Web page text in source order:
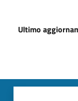
Ultimo